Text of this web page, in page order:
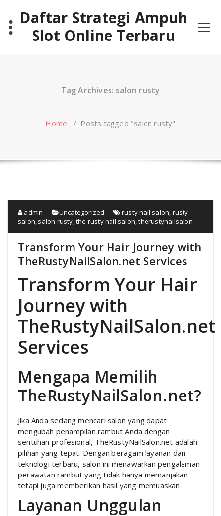
contentDaftar Strategi Ampuh
Slot Online Terbaru
Tag Archives: salon rusty
Home / Posts tagged "salon rusty"
admin Uncategorized rusty nail salon rusty
salon salon rusty ,the rusty nail salon ,therustynailsalon
Transform Your Hair Journey with
TheRustyNailSalon.net Services
Transform Your Hair
Journey with
TheRustyNailSalon.net
Services
Mengapa Memilih
TheRustyNailSalon.net?
Jika Anda sedang mencari salon yang dapat
mengubah penampilan rambut Anda dengan
sentuhan profesional, TheRustyNailSalon.net adalah
pilihan yang tepat. Dengan beragam layanan dan
teknologi terbaru, salon ini menawarkan pengalaman
perawatan rambut yang tidak hanya memanjakan
tetapi juga memberikan hasil yang memuaskan.
Layanan Unggulan